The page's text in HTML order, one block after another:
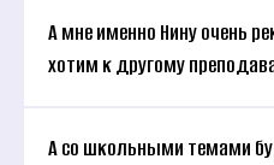
А мне именно Нину очень
хотим к другому
А со школьными темами